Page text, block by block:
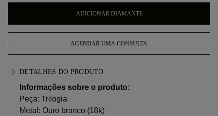
ADICIONAR DIAMANTE
AGENDAR UMA CONSULTA
DETALHES DO PRODUTO
Informações sobre o produto:
Peça: Trilogia
Metal: Ouro branco (18k)